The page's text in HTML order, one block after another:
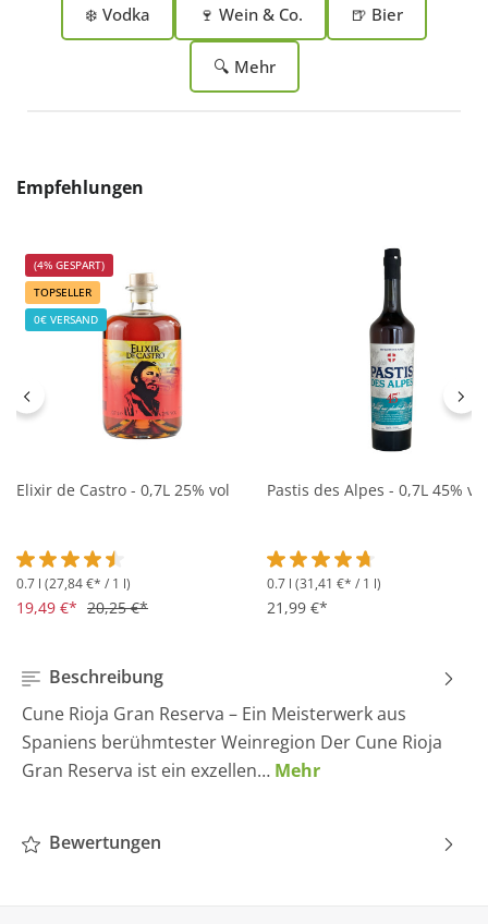
❄️ Vodka 🍷 Wein & Co. 🍺 Bier
🔍 Mehr
Produktgalerie überspringen
Empfehlungen
(4% GESPART)
TOPSELLER
0€ VERSAND
Elixir de Castro - 0,7L 25% vol
Durchschnittliche Bewertung von 4.5 von 5 Sternen
0.7 l (27,84 €* / 1 l)
19,49 €* 20,25 €*
Pastis des Alpes - 0,7L 45% vol
Durchschnittliche
0.7 l (31,41 €* / 1 l)
21,99 €*
Beschreibung
Cune Rioja Gran Reserva – Ein Meisterwerk aus
Spaniens berühmtester Weinregion Der Cune Rioja
Gran Reserva ist ein exzellen… Mehr
Bewertungen